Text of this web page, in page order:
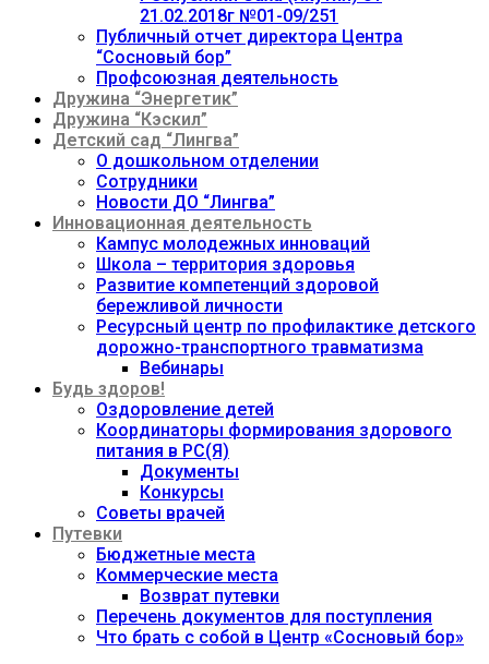
21.02.2018г №01-09/251
Публичный отчет директора Центра
“Сосновый бор”
Профсоюзная деятельность
Дружина “Энергетик”
Дружина “Кэскил”
Детский сад “Лингва”
О дошкольном отделении
Сотрудники
Новости ДО “Лингва”
Инновационная деятельность
Кампус молодежных инноваций
Школа – территория здоровья
Развитие компетенций здоровой
бережливой личности
Ресурсный центр по профилактике детского
дорожно-транспортного травматизма
Вебинары
Будь здоров!
Оздоровление детей
Координаторы формирования здорового
питания в РС(Я)
Документы
Конкурсы
Советы врачей
Путевки
Бюджетные места
Коммерческие места
Возврат путевки
Перечень документов для поступления
Что брать с собой в Центр «Сосновый бор»